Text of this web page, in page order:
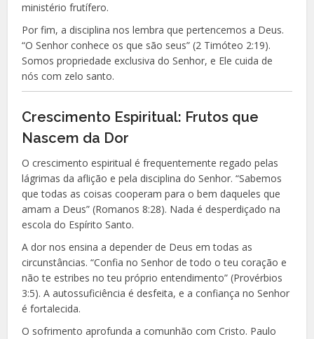
ministério frutífero.
Por fim, a disciplina nos lembra que pertencemos a Deus.
“O Senhor conhece os que são seus” (2 Timóteo 2:19).
Somos propriedade exclusiva do Senhor, e Ele cuida de
nós com zelo santo.
Crescimento Espiritual: Frutos que
Nascem da Dor
O crescimento espiritual é frequentemente regado pelas
lágrimas da aflição e pela disciplina do Senhor. “Sabemos
que todas as coisas cooperam para o bem daqueles que
amam a Deus” (Romanos 8:28). Nada é desperdiçado na
escola do Espírito Santo.
A dor nos ensina a depender de Deus em todas as
circunstâncias. “Confia no Senhor de todo o teu coração e
não te estribes no teu próprio entendimento” (Provérbios
3:5). A autossuficiência é desfeita, e a confiança no Senhor
é fortalecida.
O sofrimento aprofunda a comunhão com Cristo. Paulo